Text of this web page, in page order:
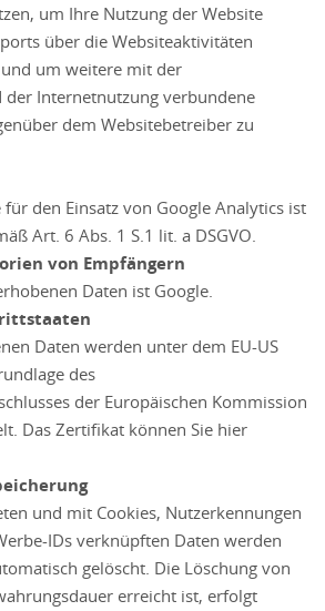
um Ihre Nutzung der Website
über die Websiteaktivitäten
um weitere mit der
der Internetnutzung verbundene
dem Websitebetreiber zu
für den Einsatz von Google Analytics ist
Art. 6 Abs. 1 S.1 lit. a DSGVO.
von Empfängern
Daten ist Google.
Daten werden unter dem EU-US
des
der Europäischen Kommission
Das Zertifikat können Sie hier
und mit Cookies, Nutzerkennungen
IDs verknüpften Daten werden
gelöscht. Die Löschung von
erreicht ist, erfolgt